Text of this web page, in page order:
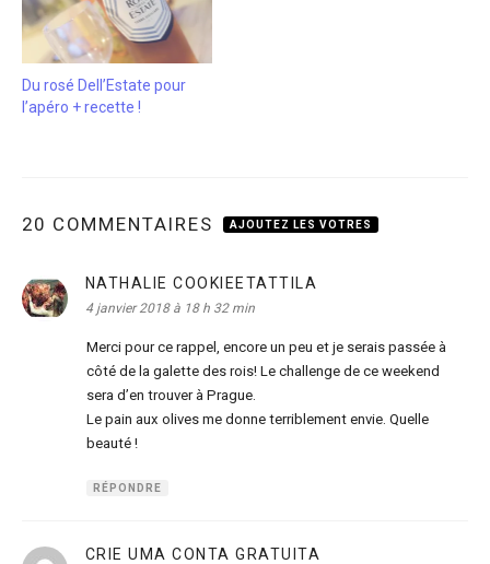
Du rosé Dell’Estate pour
l’apéro + recette !
20 COMMENTAIRES AJOUTEZ LES VOTRES
NATHALIE COOKIEETATTILA
4 janvier 2018 à 18 h 32 min
Merci pour ce rappel, encore un peu et je serais passée à
côté de la galette des rois! Le challenge de ce weekend
sera d’en trouver à Prague.
Le pain aux olives me donne terriblement envie. Quelle
beauté !
RÉPONDRE
CRIE UMA CONTA GRATUITA